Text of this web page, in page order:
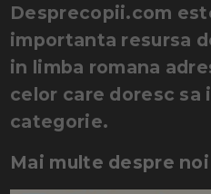
Desprecopii.com
importanta resursa
in limba romana
celor care doresc sa
categorie.
Mai multe despre noi